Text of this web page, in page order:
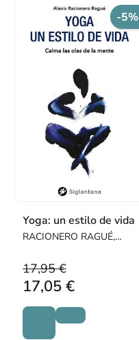
-5%
Yoga: un estilo de vida
RACIONERO RAGUÉ,
17,95 €
17,05 €